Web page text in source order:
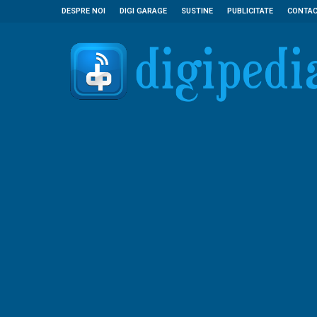
DESPRE NOI DIGI GARAGE SUSTINE PUBLICITATE